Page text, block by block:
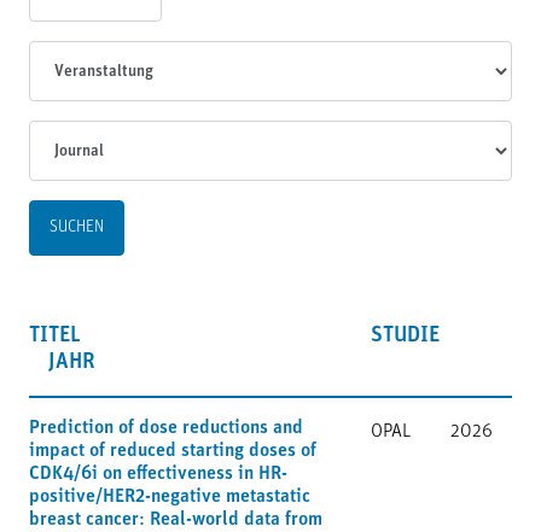
TITEL
STUDIE
JAHR
Prediction of dose reductions and
impact of reduced starting doses of
CDK4/6i on effectiveness in HR-
positive/HER2-negative metastatic
breast cancer: Real-world data from
OPAL 2026